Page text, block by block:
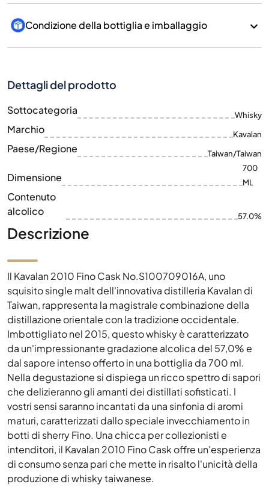
Condizione della bottiglia e imballaggio
Dettagli del prodotto
Sottocategoria Whisky
Marchio Kavalan
Paese/Regione Taiwan/Taiwan
Dimensione
700
ML
Contenuto
alcolico
57.0%
Descrizione
Il Kavalan 2010 Fino Cask No.S100709016A, uno
squisito single malt dell'innovativa distilleria Kavalan di
Taiwan, rappresenta la magistrale combinazione della
distillazione orientale con la tradizione occidentale.
Imbottigliato nel 2015, questo whisky è caratterizzato
da un'impressionante gradazione alcolica del 57,0% e
dal sapore intenso offerto in una bottiglia da 700 ml.
Nella degustazione si dispiega un ricco spettro di sapori
che delizieranno gli amanti dei distillati sofisticati. I
vostri sensi saranno incantati da una sinfonia di aromi
maturi, caratterizzati dallo speciale invecchiamento in
botti di sherry Fino. Una chicca per collezionisti e
intenditori, il Kavalan 2010 Fino Cask offre un'esperienza
di consumo senza pari che mette in risalto l'unicità della
produzione di whisky taiwanese.